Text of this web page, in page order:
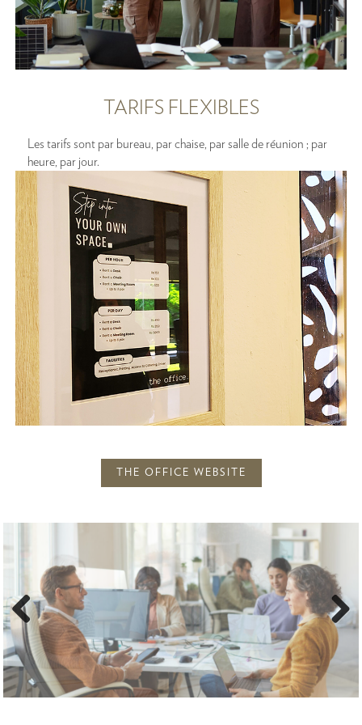
TARIFS FLEXIBLES
Les tarifs sont par bureau, par chaise, par salle de réunion ; par
heure, par jour.
THE OFFICE WEBSITE
Previous Next